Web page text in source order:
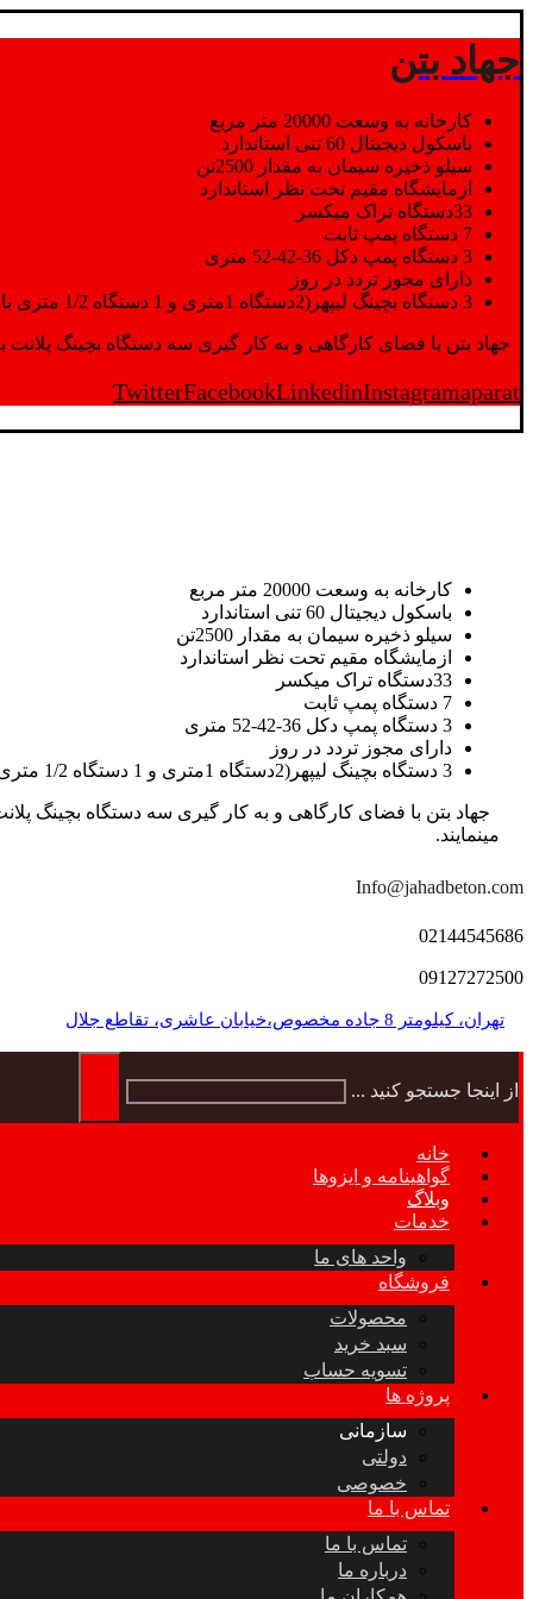
جهاد بتن
کارخانه به وسعت 20000 متر مربع
باسکول دیجیتال 60 تنی استاندارد
سیلو ذخیره سیمان به مقدار 2500تن
ازمایشگاه مقیم تحت نظر استاندارد
33دستگاه تراک میکسر
7 دستگاه پمپ ثابت
3 دستگاه پمپ دکل 36-42-52 متری
دارای مجوز تردد در روز
3 دستگاه بچینگ لیپهر(2دستگاه 1متری و 1 دستگاه 1/2 متری با توان تولید 150 متر مکعب در ساعت)
جهاد بتن با فضای کارگاهی و به کار گیری سه دستگاه بچینگ پلانت با ظرفیت 2500 تن در کنار پرسنل متخصص و پر تلاش واحدهای تولید و ازمایشگاه,بتن با کیفیت را برای واحد
TwitterFacebookLinkedinInstagramaparat
کارخانه به وسعت 20000 متر مربع
باسکول دیجیتال 60 تنی استاندارد
سیلو ذخیره سیمان به مقدار 2500تن
ازمایشگاه مقیم تحت نظر استاندارد
33دستگاه تراک میکسر
7 دستگاه پمپ ثابت
3 دستگاه پمپ دکل 36-42-52 متری
دارای مجوز تردد در روز
3 دستگاه بچینگ لیپهر(2دستگاه 1متری و 1 دستگاه 1/2 متری با توان تولید 150 متر مکعب در ساعت)
مینمایند.
Info@jahadbeton.com
02144545686
09127272500
تهران، کیلومتر 8 جاده مخصوص،خیابان عاشری، تقاطع جلال
از اینجا جستجو کنید ...
خانه
گواهینامه و ایزوها
وبلاگ
خدمات
واحد های ما
فروشگاه
محصولات
سبد خرید
تسویه حساب
پروژه ها
سازمانی
دولتی
خصوصی
تماس با ما
تماس با ما
درباره ما